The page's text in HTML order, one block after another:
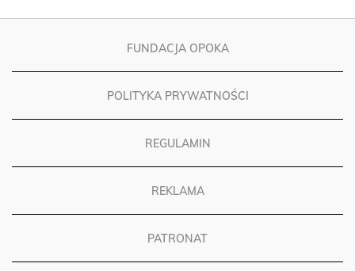
FUNDACJA OPOKA
POLITYKA PRYWATNOŚCI
REGULAMIN
REKLAMA
PATRONAT